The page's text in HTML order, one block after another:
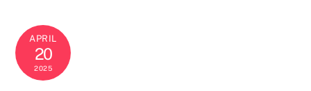
APRIL
20
2025